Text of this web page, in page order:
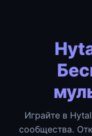
Играйте в
сообщества.